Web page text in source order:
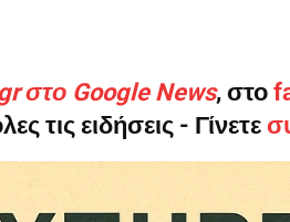
ΕΓΓΡΑΦΕΙΤΕ
στο Google News, στο
τις ειδήσεις - Γίνετε